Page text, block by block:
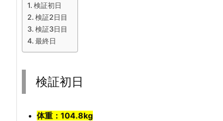
検証初日
検証2日目
検証3日目
最終日
検証初日
体重：104.8kg